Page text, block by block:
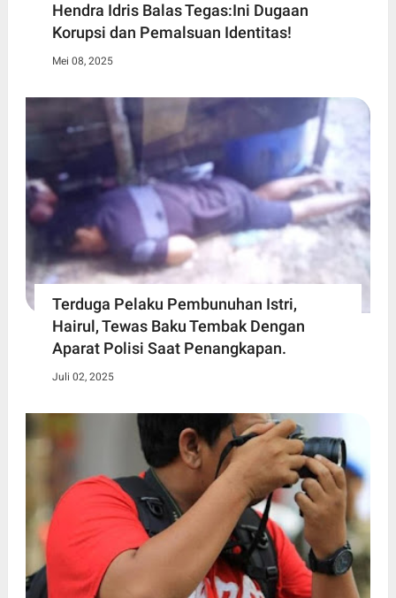
Hendra Idris Balas Tegas:Ini Dugaan
Korupsi dan Pemalsuan Identitas!
Mei 08, 2025
Terduga Pelaku Pembunuhan Istri,
Hairul, Tewas Baku Tembak Dengan
Aparat Polisi Saat Penangkapan.
Juli 02, 2025